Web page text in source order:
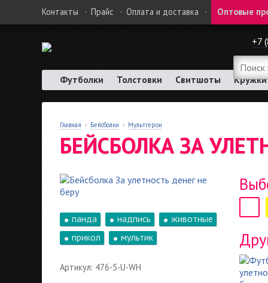
Контакты · Прайс · Оплата и доставка · Оптовые
+7
Футболки Толстовки Свитшоты Кружки
Главная › Бейсболки › Мультгерои
БЕЙСБОЛКА ЗА
панда надпись
животные
прикол
мультик
Артикул: 476-5-U-WH